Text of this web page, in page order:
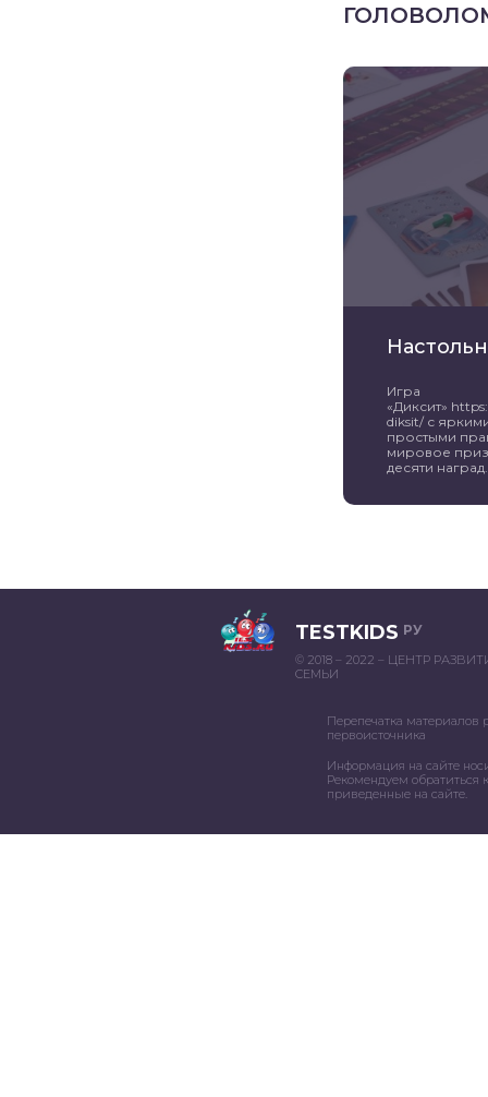
Игра
«Диксит»
diksit/ с
простыми
мировое
десяти
TESTKIDS РУ
© 2018 – 2022 – ЦЕНТР
СЕМЬИ
Перепечатка материалов
первоисточника
Информация на сайте
Рекомендуем обратиться
приведенные на сайте.